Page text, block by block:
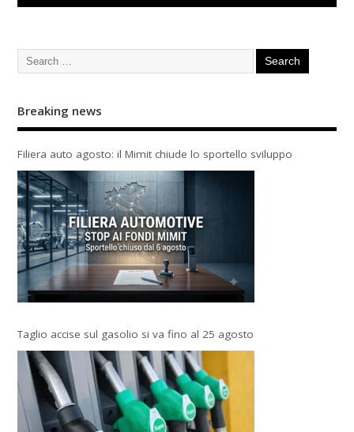
Breaking news
Filiera auto agosto: il Mimit chiude lo sportello sviluppo
Taglio accise sul gasolio si va fino al 25 agosto